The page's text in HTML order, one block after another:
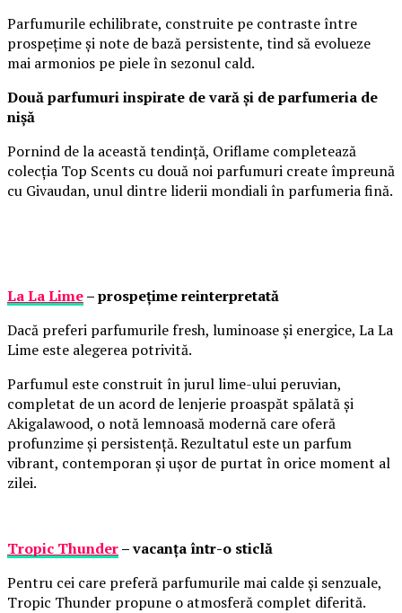
Parfumurile echilibrate, construite pe contraste între
prospețime și note de bază persistente, tind să evolueze
mai armonios pe piele în sezonul cald.
Două parfumuri inspirate de vară și de parfumeria de
nișă
Pornind de la această tendință, Oriflame completează
colecția Top Scents cu două noi parfumuri create împreună
cu Givaudan, unul dintre liderii mondiali în parfumeria fină.
La La Lime– prospețime reinterpretată
Dacă preferi parfumurile fresh, luminoase și energice, La La
Lime este alegerea potrivită.
Parfumul este construit în jurul lime-ului peruvian,
completat de un acord de lenjerie proaspăt spălată și
Akigalawood, o notă lemnoasă modernă care oferă
profunzime și persistență. Rezultatul este un parfum
vibrant, contemporan și ușor de purtat în orice moment al
zilei.
Tropic Thunder– vacanța într-o sticlă
Pentru cei care preferă parfumurile mai calde și senzuale,
Tropic Thunder propune o atmosferă complet diferită.